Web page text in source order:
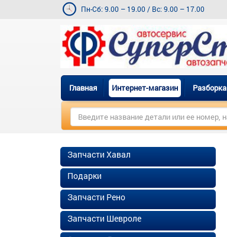
Пн-Сб: 9.00 – 19.00 / Вс: 9.00 – 17.00
Главная Интернет-магазин Разборка
Запчасти Хавал
Подарки
Запчасти Рено
Запчасти Шевроле